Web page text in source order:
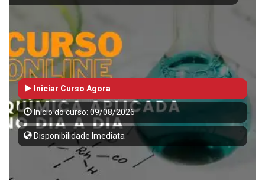
Iniciar Curso Agora
Início do curso: 09/08/2026
Disponibilidade Imediata